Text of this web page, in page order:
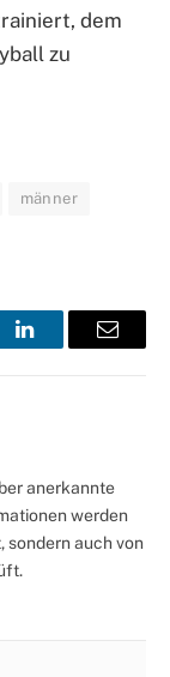
dem
zu
männer
LinkedInEmail
anerkannte
werden
sondern auch von